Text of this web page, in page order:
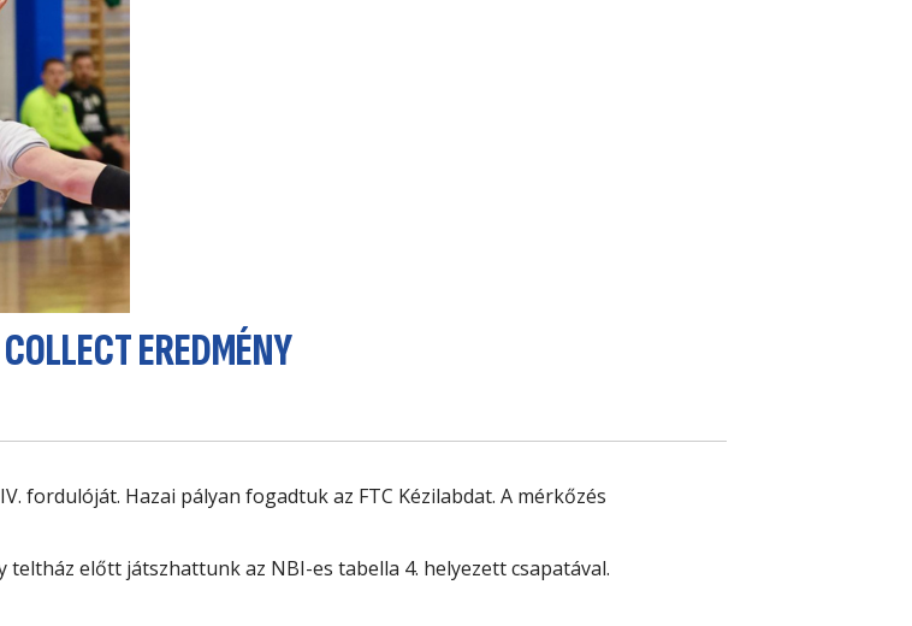
EREDMÉNY
fordulóját. Hazai pályan fogadtuk az FTC Kézilabdat. A mérkőzés
előtt játszhattunk az NBI-es tabella 4. helyezett csapatával.